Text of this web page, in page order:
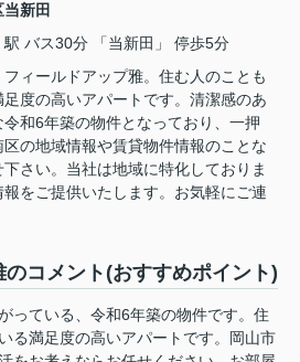
当新田
駅 バス30分 「当新田」 停歩5分
ィールドアップ雅。住む人のことも
度の高いアパートです。清潔感のあ
和6年築の物件となっており、一押
区の地域情報や賃貸物件情報のことな
さい。当社は地域に特化しておりま
をご提供いたします。お気軽にご連
コメント(おすすめポイント)
っている、令和6年築の物件です。住
る満足度の高いアパートです。岡山市